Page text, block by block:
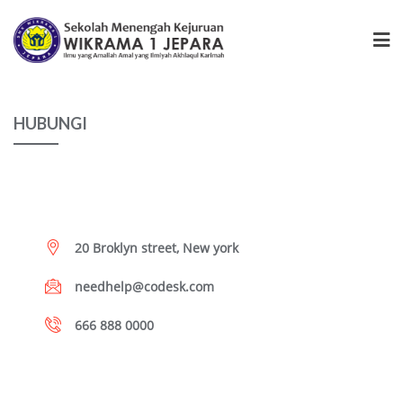
HUBUNGI
20 Broklyn street, New york
needhelp@codesk.com
666 888 0000